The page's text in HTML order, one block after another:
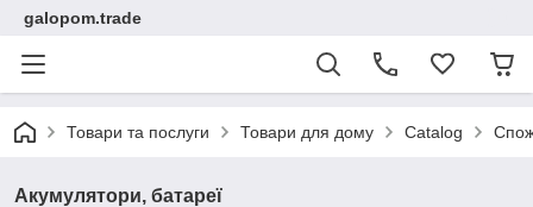
galopom.trade
Товари та послуги Товари для дому Catalog
Акумулятори, батареї